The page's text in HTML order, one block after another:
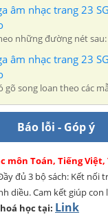
âm nhạc trang 23
những đường nét sau:
âm nhạc trang 23
gõ song loan theo các
Báo lỗi - Góp ý
môn Toán, Tiếng
đủ 3 bộ sách: Kết nối
diều. Cam kết giúp
học tại: Link